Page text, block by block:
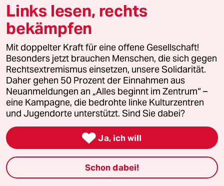
1 Krise der Demokratie
AfD-Wählen als Triebabfuhr
2 EU nach Ceuta
Zur Freude der Antieuropäer
3 Stressbedingte Ausfälle
Ungesunde Arbeitswelt
Links lesen, rechts
bekämpfen
Mit doppelter Kraft für eine offene Gesellschaft!
Besonders jetzt brauchen Menschen, die sich gegen
Rechtsextremismus einsetzen, unsere Solidarität.
Daher gehen 50 Prozent der Einnahmen aus
Neuanmeldungen an „Alles beginnt im Zentrum“ –
eine Kampagne, die bedrohte linke Kulturzentren
und Jugendorte unterstützt. Sind Sie dabei?
 Ja, ich will
Schon dabei!